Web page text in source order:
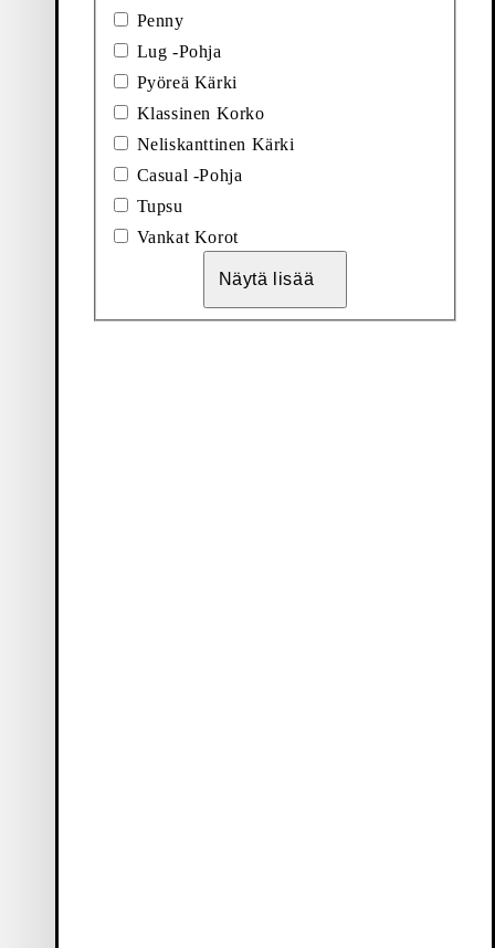
Hinta:
Ruskea, Mokka
Lorenzo Loaferit
Penny
Lug -Pohja
Pyöreä Kärki
Klassinen Korko
Neliskanttinen Kärki
Casual -Pohja
Tupsu
Vankat Korot
Näytä lisää